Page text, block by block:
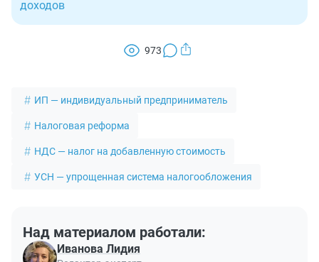
доходов
973
ИП — индивидуальный предприниматель
Налоговая реформа
НДС — налог на добавленную стоимость
УСН — упрощенная система налогообложения
Над материалом работали:
Иванова Лидия